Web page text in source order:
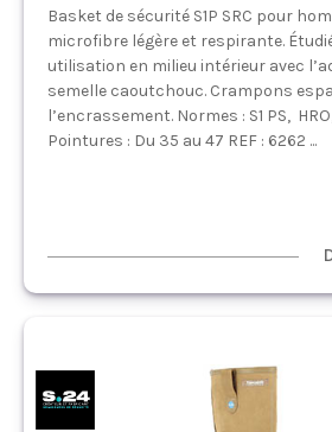
Basket de sécurité S1P SRC pour
microfibre légère et respirante.
utilisation en milieu intérieur avec
semelle caoutchouc. Crampons
l’encrassement. Normes : S1 PS, HRO,
Pointures : Du 35 au 47 REF : 6262 ...